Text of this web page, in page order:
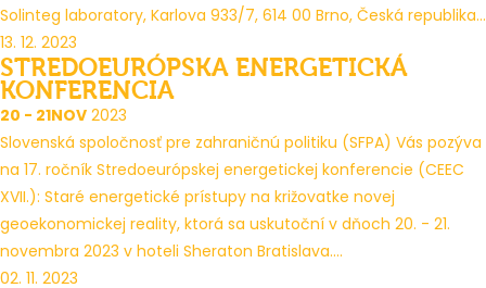
Solinteg laboratory, Karlova 933/7, 614 00 Brno, Česká republika...
13. 12. 2023
STREDOEURÓPSKA ENERGETICKÁ
KONFERENCIA
20 - 21NOV 2023
Slovenská spoločnosť pre zahraničnú politiku (SFPA) Vás pozýva
na 17. ročník Stredoeurópskej energetickej konferencie (CEEC
XVII.): Staré energetické prístupy na križovatke novej
geoekonomickej reality, ktorá sa uskutoční v dňoch 20. - 21.
novembra 2023 v hoteli Sheraton Bratislava....
02. 11. 2023